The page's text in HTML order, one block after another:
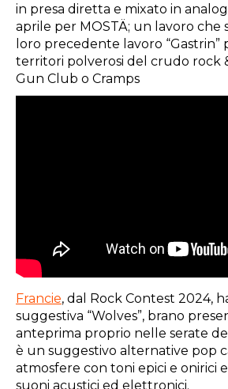
in presa diretta e mixato in
aprile per MOSTÄ; un lavoro che
loro precedente lavoro “Gastrin”
territori polverosi del crudo rock
Gun Club o Cramps
Francie, dal Rock Contest 2024,
suggestiva “Wolves”, brano
anteprima proprio nelle serate
è un suggestivo alternative pop
atmosfere con toni epici e onirici
suoni acustici ed elettronici.